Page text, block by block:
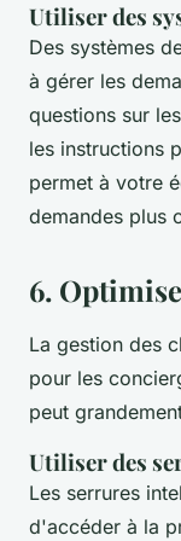
Utiliser des
Des systèmes
à gérer les
questions sur
les instructions
permet à votre
demandes plus
6.
La gestion des
pour les
peut
Utiliser des
Les serrures
d'accéder à la